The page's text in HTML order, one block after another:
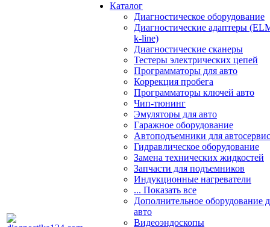
Каталог
Диагностическое оборудование
Диагностические адаптеры
k-line)
Диагностические сканеры
Тестеры электрических цепей
Программаторы для авто
Коррекция пробега
Программаторы ключей авто
Чип-тюнинг
Эмуляторы для авто
Гаражное оборудование
Автоподъемники для
Гидравлическое оборудование
Замена технических жидкостей
Запчасти для подъемников
Индукционные нагреватели
... Показать все
Дополнительное оборудование
авто
Видеоэндоскопы